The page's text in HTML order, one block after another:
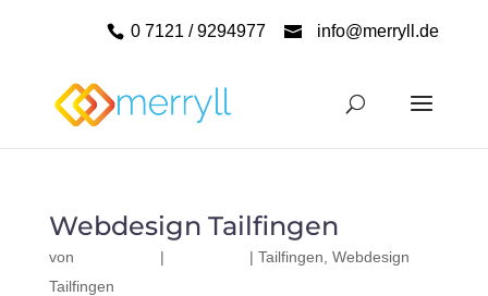
0 7121 / 9294977 info@merryll.de
Webdesign Tailfingen
von | | Tailfingen Webdesign
Tailfingen